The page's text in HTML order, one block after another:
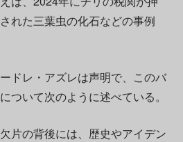
れた三葉虫の化石などの事例
ドレ・アズレは声明で、このバ
ついて次のように述べている。
片の背後には、歴史やアイデン